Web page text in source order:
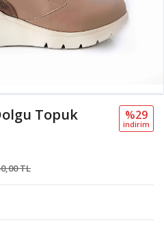
Topuk
TL
%29
i̇ndi̇ri̇m